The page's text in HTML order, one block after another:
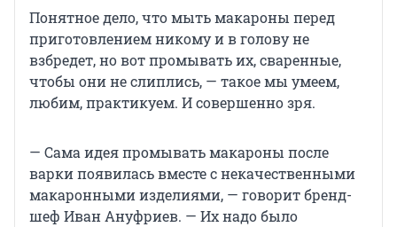
Понятное дело, что мыть макароны перед
приготовлением никому и в голову не
взбредет, но вот промывать их, сваренные,
чтобы они не слиплись, — такое мы умеем,
любим, практикуем. И совершенно зря.
— Сама идея промывать макароны после
варки появилась вместе с некачественными
макаронными изделиями, — говорит бренд-
шеф Иван Ануфриев. — Их надо было